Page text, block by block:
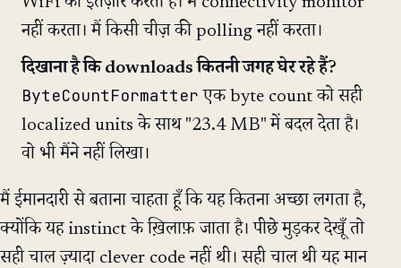
नहीं करता। मैं किसी चीज़ की polling नहीं करता।
दिखाना है कि downloads कितनी जगह घेर रहे हैं?
ByteCountFormatter एक byte count को सही
localized units के साथ "23.4 MB" में बदल देता है।
वो भी मैंने नहीं लिखा।
मैं ईमानदारी से बताना चाहता हूँ कि यह कितना अच्छा लगता है,
क्योंकि यह instinct के ख़िलाफ़ जाता है। पीछे मुड़कर देखूँ तो
सही चाल ज़्यादा clever code नहीं थी। सही चाल थी यह मान